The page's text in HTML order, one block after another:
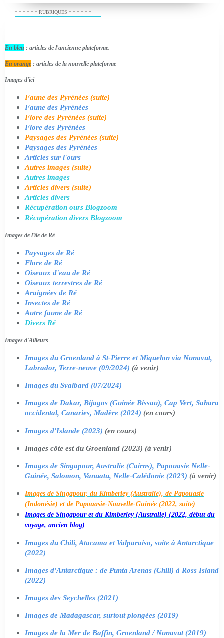
* * * * * * RUBRIQUES * * * * * *
En bleu : articles de l'ancienne plateforme.
En orange : articles de la nouvelle plateforme
Images d'ici
Faune des Pyrénées (suite)
Faune des Pyrénées
Flore des Pyrénées (suite)
Flore des Pyrénées
Paysages des Pyrénées (suite)
Paysages des Pyrénées
Articles sur l'ours
Autres images (suite)
Autres images
Articles divers (suite)
Articles divers
Récupération ours Blogzoom
Récupération divers Blogzoom
Images de l'île de Ré
Paysages de Ré
Flore de Ré
Oiseaux d'eau de Ré
Oiseaux terrestres de Ré
Araignées de Ré
Insectes de Ré
Autre faune de Ré
Divers Ré
Images d'Ailleurs
Images du Groenland à St-Pierre et Miquelon via Nunavut,
Labrador, Terre-neuve (09/2024) (à venir)
Images du Svalbard (07/2024)
Images de Dakar, Bijagos (Guinée Bissau), Cap Vert, Sahara
occidental, Canaries, Madère (2024) (en cours)
Images d'Islande (2023) (en cours)
Images côte est du Groenland (2023) (à venir)
Images de Singapour, Australie (Cairns), Papouasie Nelle-
Guinée, Salomon, Vanuatu, Nelle-Calédonie (2023) (à venir)
Images de Singapour, du Kimberley (Australie), de Papouasie
(Indonésie) et de Papouasie-Nouvelle-Guinée (2022, suite)
Images de Singapour et du Kimberley (Australie) (2022, début du
voyage, ancien blog)
Images du Chili, Atacama et Valparaiso, suite à Antarctique
(2022)
Images d'Antarctique : de Punta Arenas (Chili) à Ross Island
(2022)
Images des Seychelles (2021)
Images de Madagascar, surtout plongées (2019)
Images de la Mer de Baffin, Groenland / Nunavut (2019)